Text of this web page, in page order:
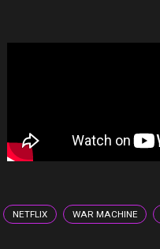
NETFLIX WAR MACHINE